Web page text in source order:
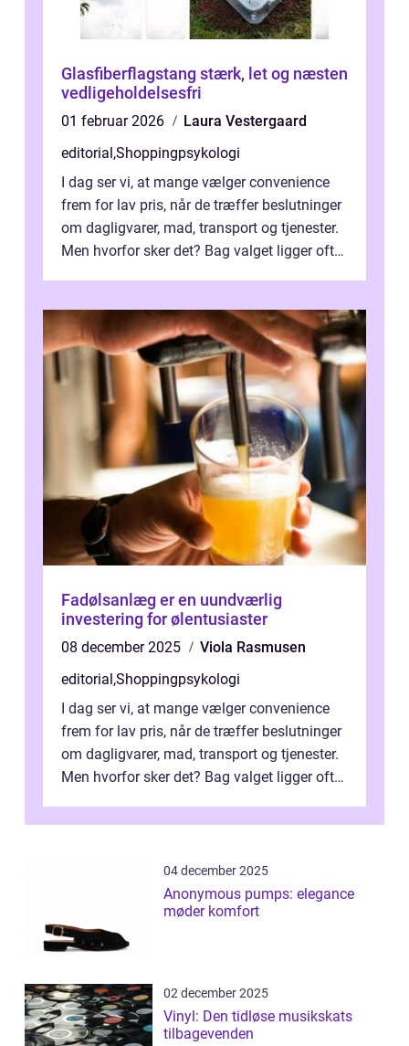
Glasfiberflagstang stærk, let og næsten
vedligeholdelsesfri
01 februar 2026
Laura Vestergaard
editorial,Shoppingpsykologi
I dag ser vi, at mange vælger convenience
frem for lav pris, når de træffer beslutninger
om dagligvarer, mad, transport og tjenester.
Men hvorfor sker det? Bag valget ligger ofte
Fadølsanlæg er en uundværlig
investering for ølentusiaster
08 december 2025
Viola Rasmusen
editorial,Shoppingpsykologi
I dag ser vi, at mange vælger convenience
frem for lav pris, når de træffer beslutninger
om dagligvarer, mad, transport og tjenester.
Men hvorfor sker det? Bag valget ligger ofte
04 december 2025
Anonymous pumps: elegance
møder komfort
02 december 2025
Vinyl: Den tidløse musikskats
tilbagevenden